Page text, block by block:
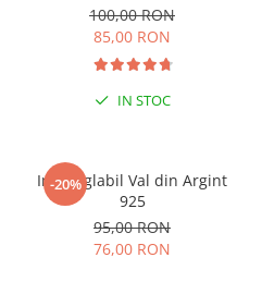
100,00 RON
85,00 RON
IN STOC
-20%
Inel reglabil Val din Argint
925
95,00 RON
76,00 RON